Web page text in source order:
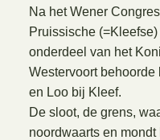
Na het Wener
Pruissische
onderdeel van het
Westervoort
en Loo bij Kleef.
De sloot, de grens,
noordwaarts en